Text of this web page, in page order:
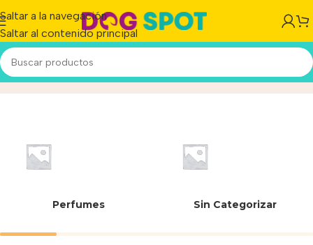
Saltar a la navegación
Saltar al contenido principal
250 LInicio/Producto
Perfumes Sin Categorizar